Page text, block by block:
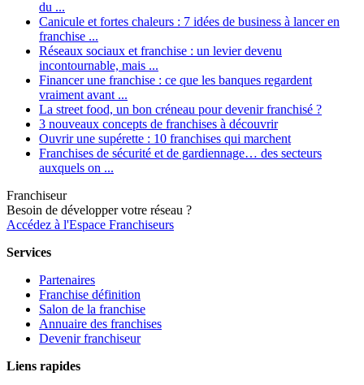
du ...
Canicule et fortes chaleurs : 7 idées de business à lancer en
franchise ...
Réseaux sociaux et franchise : un levier devenu
incontournable, mais ...
Financer une franchise : ce que les banques regardent
vraiment avant ...
La street food, un bon créneau pour devenir franchisé ?
3 nouveaux concepts de franchises à découvrir
Ouvrir une supérette : 10 franchises qui marchent
Franchises de sécurité et de gardiennage… des secteurs
auxquels on ...
Franchiseur
Besoin de développer votre réseau ?
Accédez à l'Espace Franchiseurs
Services
Partenaires
Franchise définition
Salon de la franchise
Annuaire des franchises
Devenir franchiseur
Liens rapides